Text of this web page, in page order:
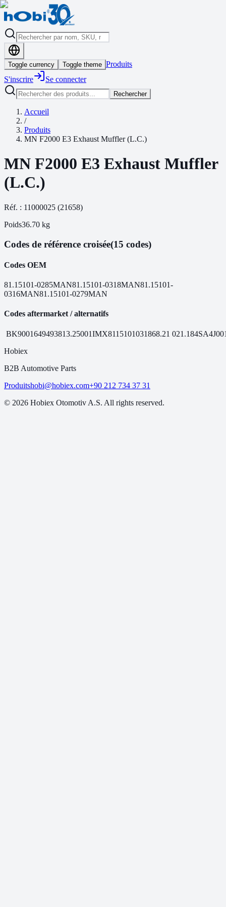
Toggle currency Toggle theme Produits
S'inscrire
Se connecter
Rechercher
Accueil
/
Produits
MN F2000 E3 Exhaust Muffler (L.C.)
MN F2000 E3 Exhaust Muffler
(L.C.)
Réf. : 11000025 (21658)
Poids36.70 kg
Codes de référence croisée(15 codes)
Codes OEM
81.15101-0285MAN81.15101-0318MAN81.15101-
0316MAN81.15101-0279MAN
Codes aftermarket / alternatifs
BK9001649493813.25001IMX8115101031868.21 021.184
Hobiex
B2B Automotive Parts
Produitshobi@hobiex.com+90 212 734 37 31
© 2026 Hobiex Otomotiv A.S. All rights reserved.